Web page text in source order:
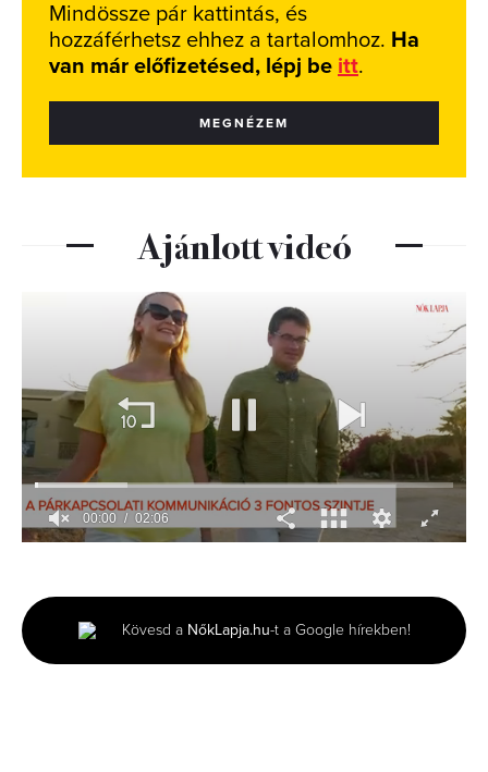
Mindössze pár kattintás, és
hozzáférhetsz ehhez a tartalomhoz. Ha
van már előfizetésed, lépj be itt.
MEGNÉZEM
Ajánlott videó
minutes,
6
seconds
00:01 02:06
Kövesd a NőkLapja.hu-t a Google hírekben!